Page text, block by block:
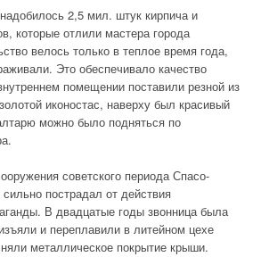
2,5 мил. штук кирпича и
которые отлили мастера города
велось только в теплое время года,
Это обеспечивало качество
помещении поставили резной из
иконостас, наверху был красивый
можно было подняться по
советского периода Спасо-
пострадал от действия
В двадцатые годы звонница была
и переплавили в литейном цехе
металлическое покрытие крыши.